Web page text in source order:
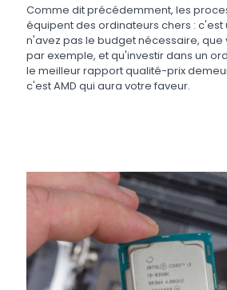
Comme dit précédemment, les
équipent des ordinateurs chers : c'est
n'avez pas le budget nécessaire, que
par exemple, et qu'investir dans un
le meilleur rapport qualité-prix
c'est AMD qui aura votre faveur.